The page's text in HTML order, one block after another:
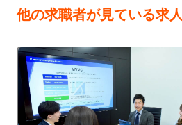
他の求職者が見ている求人